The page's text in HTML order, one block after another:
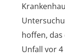
hoffen, das
Unfall vor